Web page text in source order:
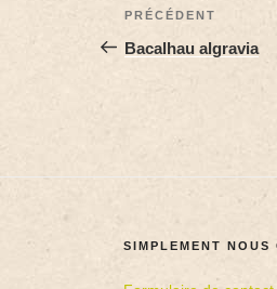
PRÉCÉDENT
Bacalhau algravia
SIMPLEMENT NOUS